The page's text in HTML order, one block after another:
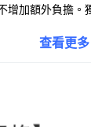
增加額外負擔。
破損，讓您安心
查看更多